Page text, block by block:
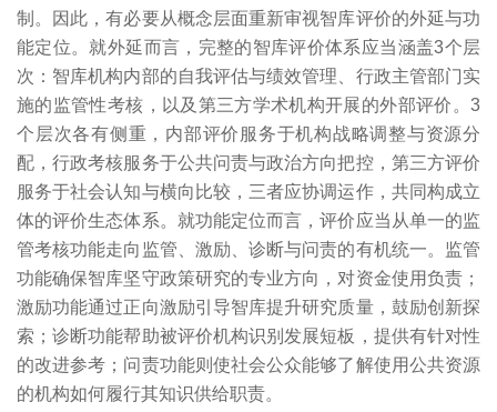
制。因此，有必要从概念层面重新审视智库评价的外延与功
能定位。就外延而言，完整的智库评价体系应当涵盖3个层
次：智库机构内部的自我评估与绩效管理、行政主管部门实
施的监管性考核，以及第三方学术机构开展的外部评价。3
个层次各有侧重，内部评价服务于机构战略调整与资源分
配，行政考核服务于公共问责与政治方向把控，第三方评价
服务于社会认知与横向比较，三者应协调运作，共同构成立
体的评价生态体系。就功能定位而言，评价应当从单一的监
管考核功能走向监管、激励、诊断与问责的有机统一。监管
功能确保智库坚守政策研究的专业方向，对资金使用负责；
激励功能通过正向激励引导智库提升研究质量，鼓励创新探
索；诊断功能帮助被评价机构识别发展短板，提供有针对性
的改进参考；问责功能则使社会公众能够了解使用公共资源
的机构如何履行其知识供给职责。